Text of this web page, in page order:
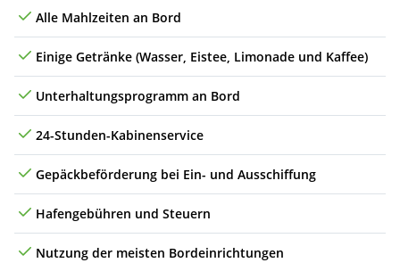
Alle Mahlzeiten an Bord
Einige Getränke (Wasser, Eistee, Limonade und Kaffee)
Unterhaltungsprogramm an Bord
24-Stunden-Kabinenservice
Gepäckbeförderung bei Ein- und Ausschiffung
Hafengebühren und Steuern
Nutzung der meisten Bordeinrichtungen